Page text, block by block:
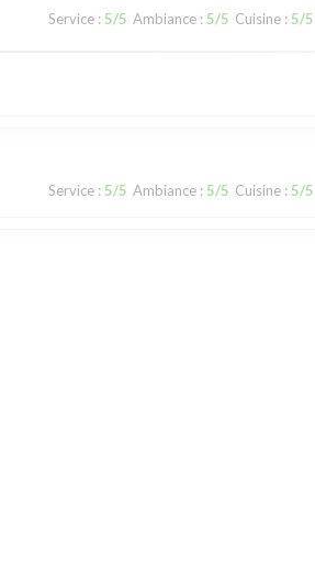
Service : 5/5 Ambiance : 5/5 Cuisine : 5/5
Service : 5/5 Ambiance : 5/5 Cuisine : 5/5